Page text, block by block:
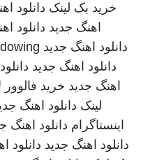
خرید بک لینک دانلود
اهنگ جدید دانلود
دانلود اهنگ جدید
دانلود اهنگ جدید
اهنگ جدید خرید فالوور
لینک دانلود اهنگ
اینستاگرام دانلود اهنگ
دانلود اهنگ جدید دانلود